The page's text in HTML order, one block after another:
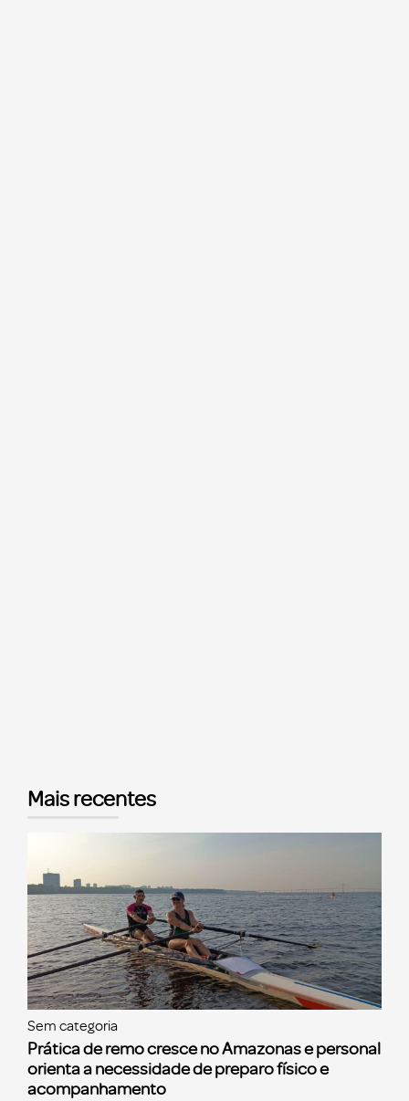
Mais recentes
Sem categoria
Prática de remo cresce no Amazonas e personal
orienta a necessidade de preparo físico e
acompanhamento